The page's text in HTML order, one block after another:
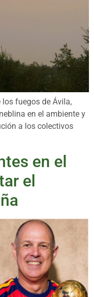
fuegos de Ávila,
en el ambiente y
a los colectivos
en el
el